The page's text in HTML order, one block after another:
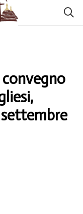
convegno